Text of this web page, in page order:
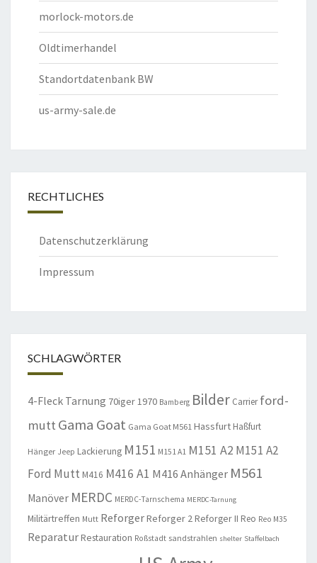
morlock-motors.de
Oldtimerhandel
Standortdatenbank BW
us-army-sale.de
RECHTLICHES
Datenschutzerklärung
Impressum
SCHLAGWÖRTER
4-Fleck Tarnung 70iger1970 Bamberg Bilder Carrier ford-
mutt Gama Goat Gama Goat M561 Hassfurt Haßfurt
Hänger Jeep Lackierung M151 M151 A1 M151 A2 M151 A2
Ford Mutt M416 M416 A1 M416 Anhänger M561
Manöver MERDC MERDC-Tarnschema MERDC-Tarnung
Militärtreffen Mutt ReforgerReforger 2Reforger II Reo Reo M35
ReparaturRestauration Roßstadt sandstrahlen shelter Staffelbach